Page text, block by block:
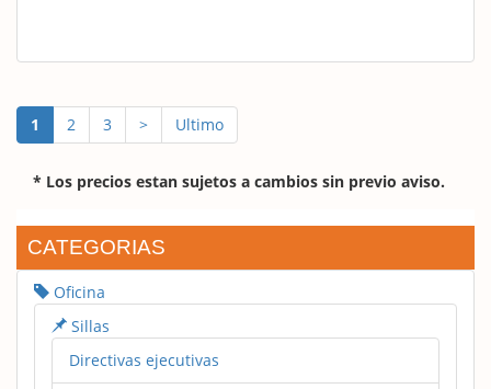
1 2 3 > Ultimo
* Los precios estan sujetos a cambios sin previo aviso.
CATEGORIAS
Oficina
Sillas
Directivas ejecutivas